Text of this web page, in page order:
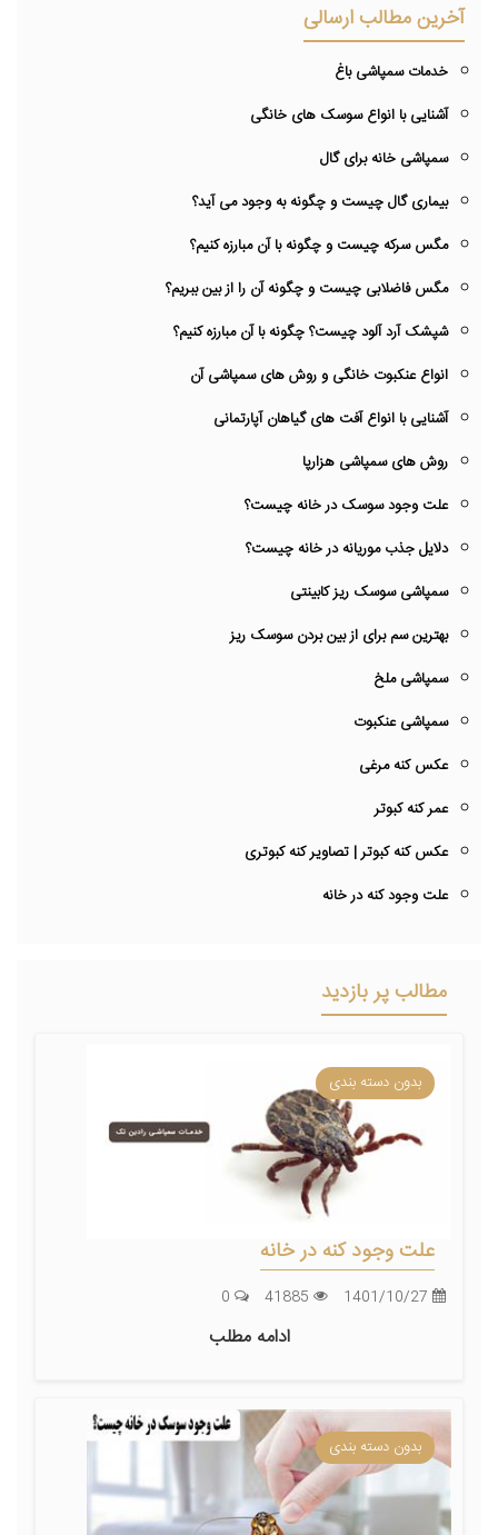
آخرین مطالب ارسالی
خدمات سمپاشی باغ
آشنایی با انواع سوسک های خانگی
سمپاشی خانه برای گال
بیماری گال چیست و چگونه به وجود می آید؟
مگس سرکه چیست و چگونه با آن مبارزه کنیم؟
مگس فاضلابی چیست و چگونه آن را از بین ببریم؟
شپشک آرد آلود چیست؟ چگونه با آن مبارزه کنیم؟
انواع عنکبوت خانگی و روش های سمپاشی آن
آشنایی با انواع آفت های گیاهان آپارتمانی
روش های سمپاشی هزارپا
علت وجود سوسک در خانه چیست؟
دلایل جذب موریانه در خانه چیست؟
سمپاشی سوسک ریز کابینتی
بهترین سم برای از بین بردن سوسک ریز
سمپاشی ملخ
سمپاشی عنکبوت
عکس کنه مرغی
عمر کنه کبوتر
عکس کنه کبوتر | تصاویر کنه کبوتری
علت وجود کنه در خانه
مطالب پر بازدید
بدون دسته بندی
علت وجود کنه در خانه
ادامه مطلب
بدون دسته بندی